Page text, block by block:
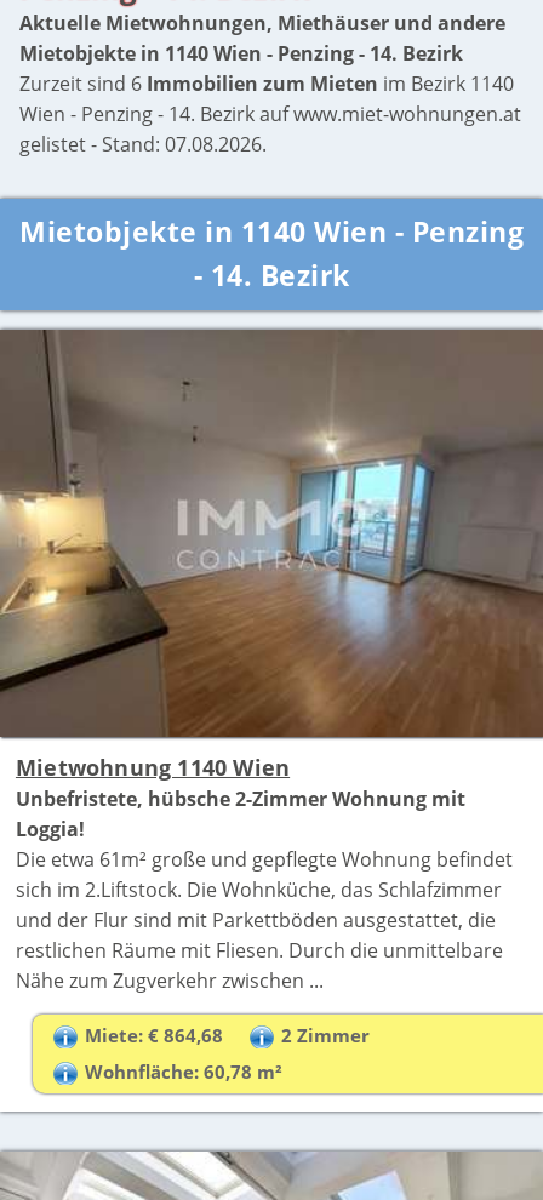
Aktuelle Mietwohnungen, Miethäuser und andere
Mietobjekte in 1140 Wien - Penzing - 14. Bezirk
Zurzeit sind 6 Immobilien zum Mieten im Bezirk 1140
Wien - Penzing - 14. Bezirk auf www.miet-wohnungen.at
gelistet - Stand: 07.08.2026.
Mietobjekte in 1140 Wien - Penzing
- 14. Bezirk
Mietwohnung 1140 Wien
Unbefristete, hübsche 2-Zimmer Wohnung mit
Loggia!
Die etwa 61m² große und gepflegte Wohnung befindet
sich im 2.Liftstock. Die Wohnküche, das Schlafzimmer
und der Flur sind mit Parkettböden ausgestattet, die
restlichen Räume mit Fliesen. Durch die unmittelbare
Nähe zum Zugverkehr zwischen ...
Miete: € 864,68
2 Zimmer
Wohnfläche: 60,78 m²